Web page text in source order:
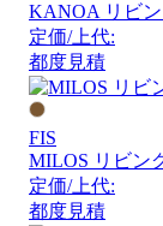
KANOA リビ
定価/上代:
都度見積
FIS
MILOS リビン
定価/上代:
都度見積